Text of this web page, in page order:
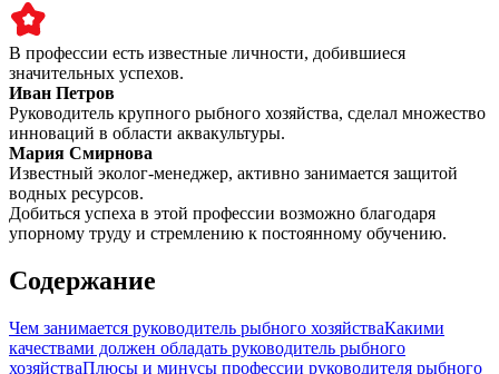
В профессии есть известные личности, добившиеся
значительных успехов.
Иван Петров
Руководитель крупного рыбного хозяйства, сделал множество
инноваций в области аквакультуры.
Мария Смирнова
Известный эколог-менеджер, активно занимается защитой
водных ресурсов.
Добиться успеха в этой профессии возможно благодаря
упорному труду и стремлению к постоянному обучению.
Содержание
Чем занимается руководитель рыбного хозяйстваКакими
качествами должен обладать руководитель рыбного
хозяйстваПлюсы и минусы профессии руководителя рыбного